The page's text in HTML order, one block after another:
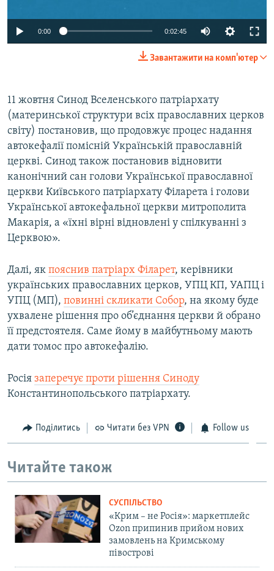
0:00 0:02:45
Завантажити на комп'ютер
11 жовтня Синод Вселенського патріархату
(материнської структури всіх православних церков
світу) постановив, що продовжує процес надання
автокефалії помісній Українській православній
церкві. Синод також постановив відновити
канонічний сан голови Української православної
церкви Київського патріархату Філарета і голови
Української автокефальної церкви митрополита
Макарія, а «їхні вірні відновлені у спілкуванні з
Церквою».
Далі, як пояснив патріарх Філарет, керівники
українських православних церков, УПЦ КП, УАПЦ і
УПЦ (МП), повинні скликати Собор, на якому буде
ухвалене рішення про об’єднання церкви й обрано
її предстоятеля. Саме йому в майбутньому мають
дати томос про автокефалію.
Росія заперечує проти рішення Синоду
Константинопольського патріархату.
Поділитись Читати без VPN Follow us
Читайте також
СУСПІЛЬСТВО
«Крим – не Росія»: маркетплейс
Ozon припинив прийом нових
замовлень на Кримському
півострові